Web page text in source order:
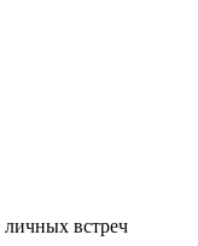
встреч